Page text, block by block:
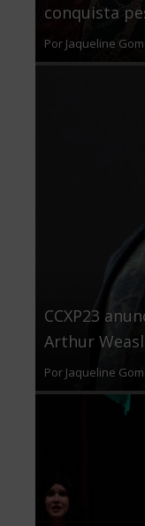
conquista
Por Jaqueline
CCXP23
Arthur
Por Jaqueline